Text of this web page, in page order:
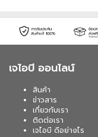
เจไอบี ออนไลน์
สินค้า
ข่าวสาร
เกี่ยวกับเรา
ติดต่อเรา
เจไอบี ดีอย่างไร